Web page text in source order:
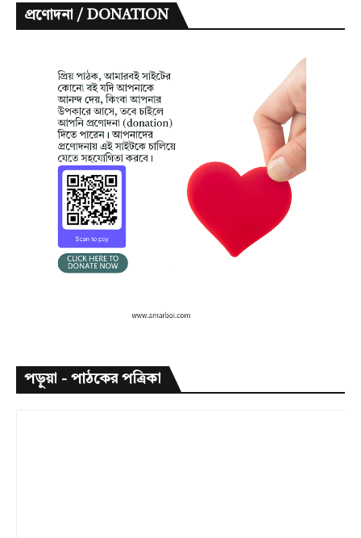
প্রণোদনা / DONATION
পড়ুয়া - পাঠকের পত্রিকা